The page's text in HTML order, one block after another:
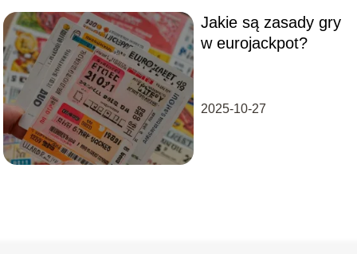
Jakie są zasady gry
w eurojackpot?
2025-10-27